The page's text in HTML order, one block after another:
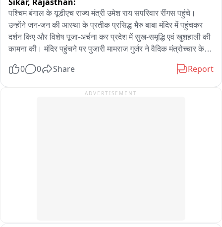
पश्चिम बंगाल के यूडीएच राज्य मंत्री उमेश राय सपरिवार रींगस पहुंचे।
उन्होंने जन-जन की आस्था के प्रतीक प्रसिद्ध भैरु बाबा मंदिर में पहुंचकर
दर्शन किए और विशेष पूजा-अर्चना कर प्रदेश में सुख-समृद्धि एवं खुशहाली की
कामना की। मंदिर पहुंचने पर पुजारी मामराज गुर्जर ने वैदिक मंत्रोच्चार के
कर क्षेत्र की सुख-शांति एवं समृद्धि की कामना की। पूजा के बाद मंदिर
बता दें कि उमेश राय खाटूश्यामजी में बाबा श्याम के दर्शन करने के बाद
0 0 Share Report
ADVERTISEMENT